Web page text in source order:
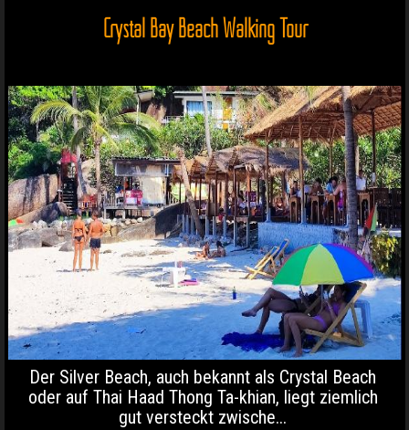
Crystal Bay Beach Walking Tour
Der Silver Beach, auch bekannt als Crystal Beach
oder auf Thai Haad Thong Ta-khian, liegt ziemlich
gut versteckt zwische...